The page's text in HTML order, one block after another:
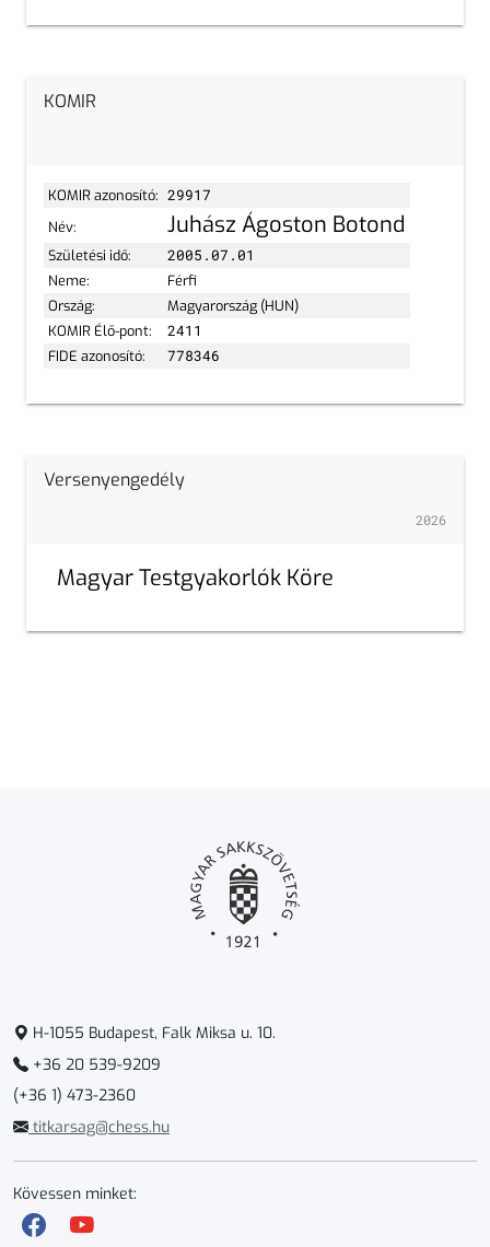
KOMIR
KOMIR azonosító: 29917
Név: Juhász Ágoston Botond
Születési idő: 2005.07.01
Neme:
Férfi
Ország:
Magyarország (HUN)
KOMIR Élő-pont:
2411
FIDE azonosító: 778346
Versenyengedély
2026
Magyar Testgyakorlók Köre
H-1055 Budapest, Falk Miksa u. 10.
+36 20 539-9209
(+36 1) 473-2360
titkarsag@chess.hu
Kövessen minket: